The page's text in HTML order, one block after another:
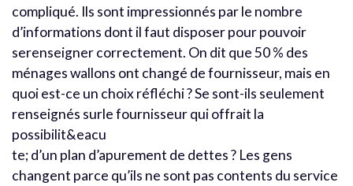
compliqué. Ils sont impressionnés par le nombre
d’informations dont il faut disposer pour pouvoir
serenseigner correctement. On dit que 50 % des
ménages wallons ont changé de fournisseur, mais en
quoi est-ce un choix réfléchi ? Se sont-ils seulement
renseignés surle fournisseur qui offrait la
possibilit&eacu
te; d’un plan d’apurement de dettes ? Les gens
changent parce qu’ils ne sont pas contents du service